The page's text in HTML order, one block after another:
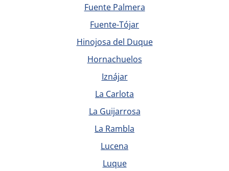
Fuente Palmera
Fuente-Tójar
Hinojosa del Duque
Hornachuelos
Iznájar
La Carlota
La Guijarrosa
La Rambla
Lucena
Luque